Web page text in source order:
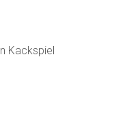
Kackspiel